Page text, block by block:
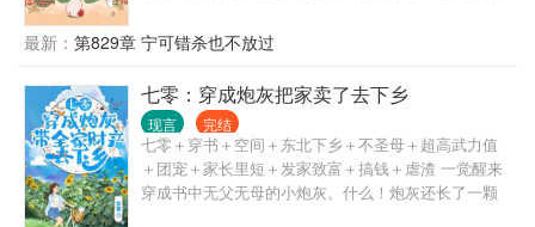
我末世女王如何扭转乾坤，揪出幕后黑手！ 为了安稳
度日，风凌语选择下乡，谁知竟在这里遇到那个他! 素
手纤纤，搅乱风云，看末世女王风凌语如何一步步找
出真相，携手爱人和小包子在这个特殊的年代绽放出
末世女王的风采！
最新： 第829章 宁可错杀也不放过
七零：穿成炮灰把家卖了去下乡
现言 完结
七零＋穿书＋空间＋东北下乡＋不圣母＋超高武力值
＋团宠＋家长里短＋发家致富＋搞钱＋虐渣 一觉醒来
穿成书中无父无母的小炮灰。什么！炮灰还长了一颗